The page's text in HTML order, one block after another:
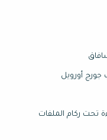
تحت ركام الملفات